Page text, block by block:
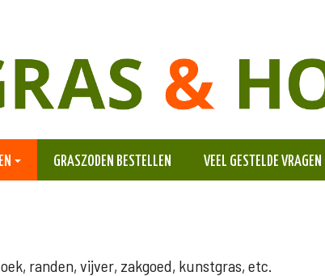
GRASZODEN BESTELLEN VEEL GESTELDE VRAGEN
randen, vijver, zakgoed, kunstgras, etc.